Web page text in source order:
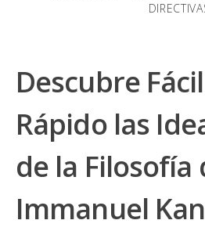
Descubre
Rápido las
de la Filosofía
Immanuel